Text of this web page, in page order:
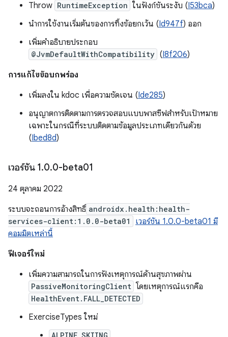
Throw RuntimeException ในฟังก์ชันระงับ (I53bca)
นำการใช้งานเริ่มต้นของการทิ้งข้อยกเว้น (Id947f) ออก
เพิ่มคำอธิบายประกอบ
@JvmDefaultWithCompatibility (I8f206)
การแก้ไขข้อบกพร่อง
เพิ่มลงใน kdoc เพื่อความชัดเจน (Ide285)
อนุญาตการติดตามการตรวจสอบแบบพาสซีฟสําหรับเป้าหมาย
เฉพาะในกรณีที่ระบบติดตามข้อมูลประเภทเดียวกันด้วย
(Ibed8d)
เวอร์ชัน 1.0.0-beta01
24 ตุลาคม 2022
ระบบจะถอนการอ้างสิทธิ์ androidx.health:health-
services-client:1.0.0-beta01
เวอร์ชัน 1.0.0-beta01 มี
คอมมิตเหล่านี้
ฟีเจอร์ใหม่
เพิ่มความสามารถในการฟังเหตุการณ์ด้านสุขภาพผ่าน
PassiveMonitoringClient โดยเหตุการณ์แรกคือ
HealthEvent.FALL_DETECTED
ExerciseTypes ใหม่